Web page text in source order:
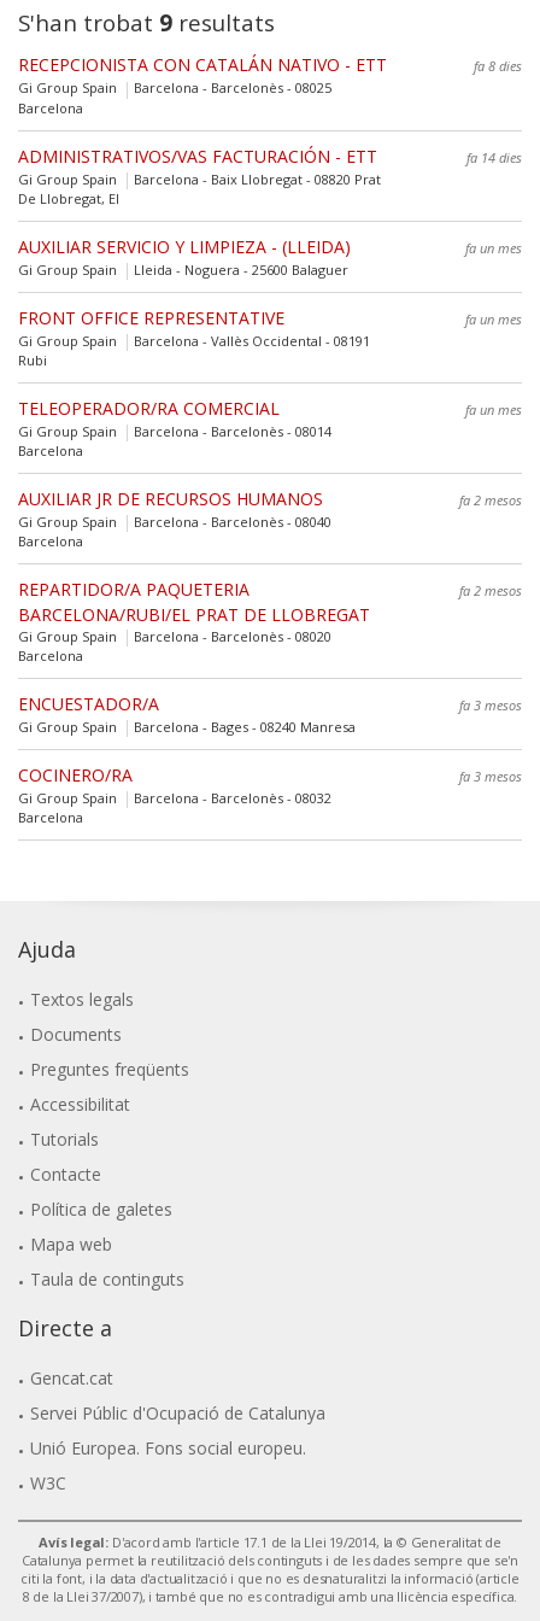
S'han trobat 9 resultats
RECEPCIONISTA CON CATALÁN NATIVO - ETT
fa 8 dies
Gi Group Spain
Barcelona - Barcelonès - 08025
Barcelona
ADMINISTRATIVOS/VAS FACTURACIÓN - ETT
fa 14 dies
Gi Group Spain
Barcelona - Baix Llobregat - 08820 Prat
De Llobregat, El
AUXILIAR SERVICIO Y LIMPIEZA - (LLEIDA)
fa un mes
Gi Group Spain
Lleida - Noguera - 25600 Balaguer
FRONT OFFICE REPRESENTATIVE
fa un mes
Gi Group Spain
Barcelona - Vallès Occidental - 08191
Rubi
TELEOPERADOR/RA COMERCIAL
fa un mes
Gi Group Spain
Barcelona - Barcelonès - 08014
Barcelona
AUXILIAR JR DE RECURSOS HUMANOS
fa 2 mesos
Gi Group Spain
Barcelona - Barcelonès - 08040
Barcelona
REPARTIDOR/A PAQUETERIA
BARCELONA/RUBI/EL PRAT DE LLOBREGAT
fa 2 mesos
Gi Group Spain
Barcelona - Barcelonès - 08020
Barcelona
ENCUESTADOR/A
fa 3 mesos
Gi Group Spain
Barcelona - Bages - 08240 Manresa
COCINERO/RA
fa 3 mesos
Gi Group Spain
Barcelona - Barcelonès - 08032
Barcelona
Ajuda
Textos legals
Documents
Preguntes freqüents
Accessibilitat
Tutorials
Contacte
Política de galetes
Mapa web
Taula de continguts
Directe a
Gencat.cat
Servei Públic d'Ocupació de Catalunya
Unió Europea. Fons social europeu.
W3C
Avís legal: D'acord amb l'article 17.1 de la Llei 19/2014, la © Generalitat de
Catalunya permet la reutilització dels continguts i de les dades sempre que se'n
citi la font, i la data d'actualització i que no es desnaturalitzi la informació (article
8 de la Llei 37/2007), i també que no es contradigui amb una llicència específica.